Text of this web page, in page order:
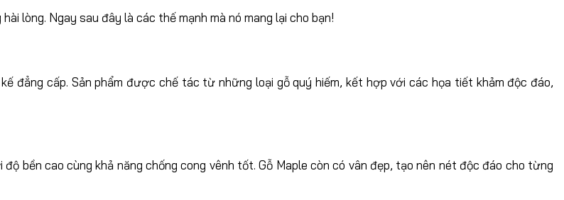
lòng. Ngay sau đây là các thế mạnh mà nó mang lại cho bạn!
đẳng cấp. Sản phẩm được chế tác từ những loại gỗ quý hiếm, kết hợp với các họa tiết khảm độc đáo,
bền cao cùng khả năng chống cong vênh tốt. Gỗ Maple còn có vân đẹp, tạo nên nét độc đáo cho từng